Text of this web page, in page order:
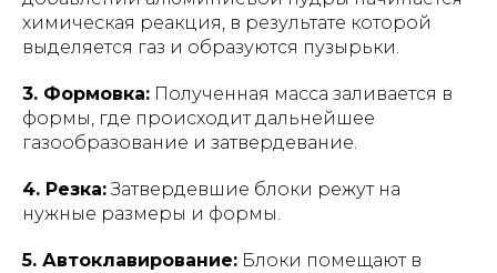
химическая реакция, в результате которой
выделяется газ и образуются пузырьки.
3. Формовка: Полученная масса заливается в
формы, где происходит дальнейшее
газообразование и затвердевание.
4. Резка:Затвердевшие блоки режут на
нужные размеры и формы.
5. Автоклавирование: Блоки помещают в